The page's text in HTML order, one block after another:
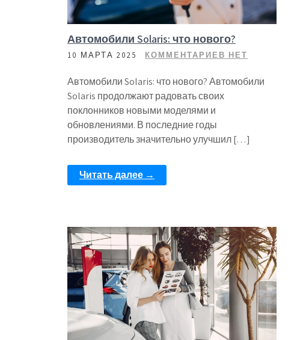
Автомобили Solaris: что нового?
10 МАРТА 2025 КОММЕНТАРИЕВ НЕТ
Автомобили Solaris: что нового? Автомобили
Solaris продолжают радовать своих
поклонников новыми моделями и
обновлениями. В последние годы
производитель значительно улучшил […]
Читать далее →